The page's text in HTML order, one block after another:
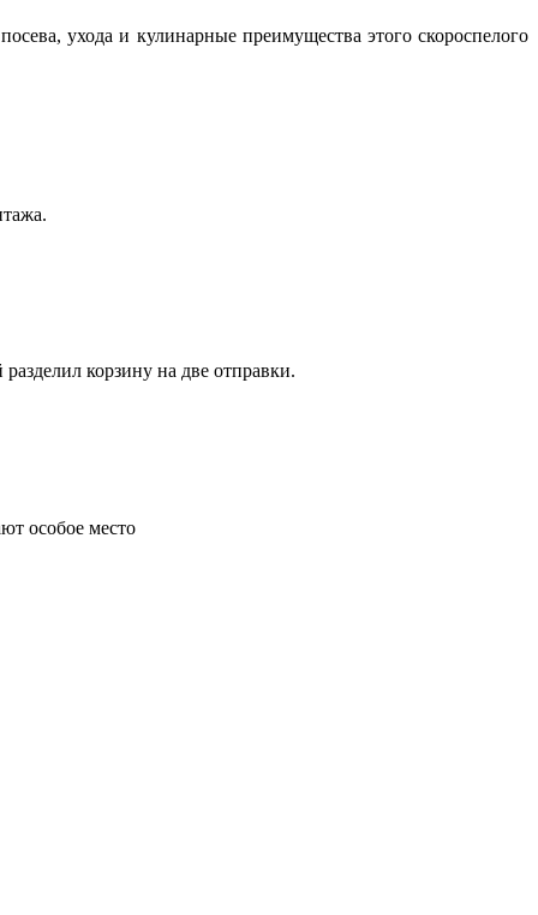
ухода и кулинарные преимущества этого скороспелого
корзину на две отправки.
особое место